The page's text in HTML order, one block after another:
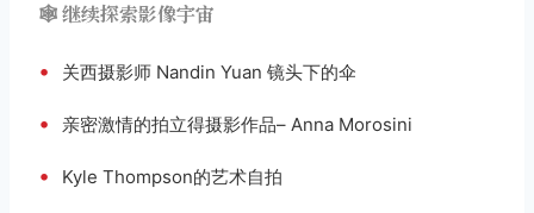
🕸️ 继续探索影像宇宙
• 关西摄影师 Nandin Yuan 镜头下的伞
• 亲密激情的拍立得摄影作品– Anna Morosini
• Kyle Thompson的艺术自拍